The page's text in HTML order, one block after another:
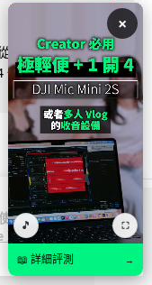
用
政
1,000 間大幅減至
倍。做到「減店增
×
🎵 ⛶
📖 詳細評測 →